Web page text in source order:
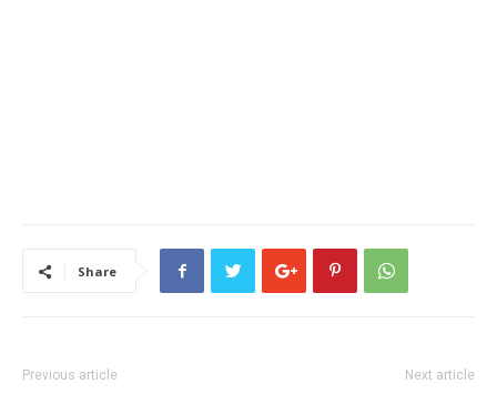
Share
Previous article Next article